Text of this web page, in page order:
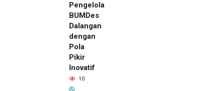
Pengelola
BUMDes
Dalangan
dengan
Pola
Pikir
Inovatif
10